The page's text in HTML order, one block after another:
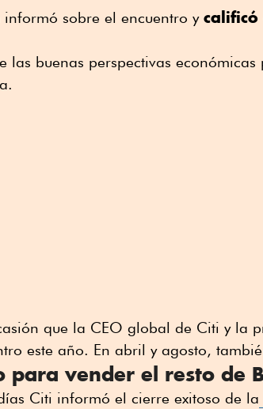
sobre el encuentro y calificó
las buenas perspectivas
que la CEO global de Citi y la
este año. En abril y agosto,
para vender el resto de
Citi informó el cierre exitoso de la